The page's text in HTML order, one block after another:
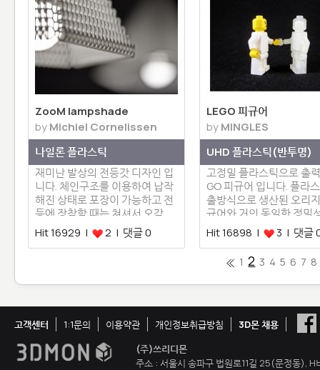
ZooM lampshade
byMichiel Cornelissen
나일론 플라스틱
재미난 발상의 전등갓 디자인 입
니다. 체인구조를 이용하여 납작
해진 상태로 포장이 가능하고 전
등에 장착할 때는 쳐셔서 오각…
Hit 16929 |
2 | 댓글 0
LEGO 피규어
byMINGLES
UHD 플라스틱(반투명)
고정밀 플라스틱으로 출
GO 피규어 입니다. 플라
출방식으로 생산된 오리
규어와 거의 동일한 정밀
면…
Hit 16898 | 3 | 댓글
1 2 3 4 5 6 7 8
고객센터 1:1문의 이용약관 개인정보취급방침
3D몬 채용
(주)쓰리디몬
주소 : 서울시 송파구 법원로11길 25(문정동),